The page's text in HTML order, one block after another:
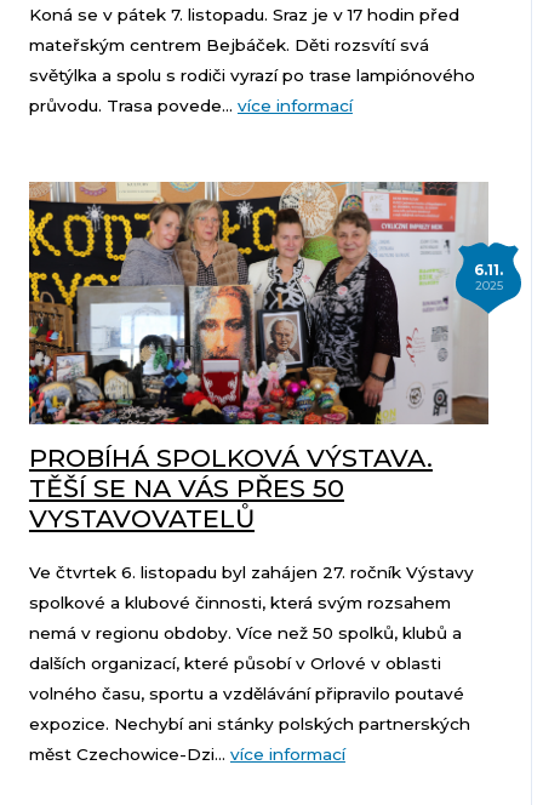
Koná se v pátek 7. listopadu. Sraz je v 17 hodin před
mateřským centrem Bejbáček. Děti rozsvítí svá
světýlka a spolu s rodiči vyrazí po trase lampiónového
průvodu. Trasa povede... více informací
6.11.
2025
PROBÍHÁ SPOLKOVÁ VÝSTAVA.
TĚŠÍ SE NA VÁS PŘES 50
VYSTAVOVATELŮ
Ve čtvrtek 6. listopadu byl zahájen 27. ročník Výstavy
spolkové a klubové činnosti, která svým rozsahem
nemá v regionu obdoby. Více než 50 spolků, klubů a
dalších organizací, které působí v Orlové v oblasti
volného času, sportu a vzdělávání připravilo poutavé
expozice. Nechybí ani stánky polských partnerských
měst Czechowice-Dzi... více informací